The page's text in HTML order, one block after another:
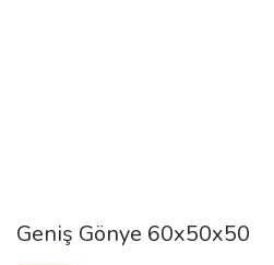
Geniş Gönye 60x50x50